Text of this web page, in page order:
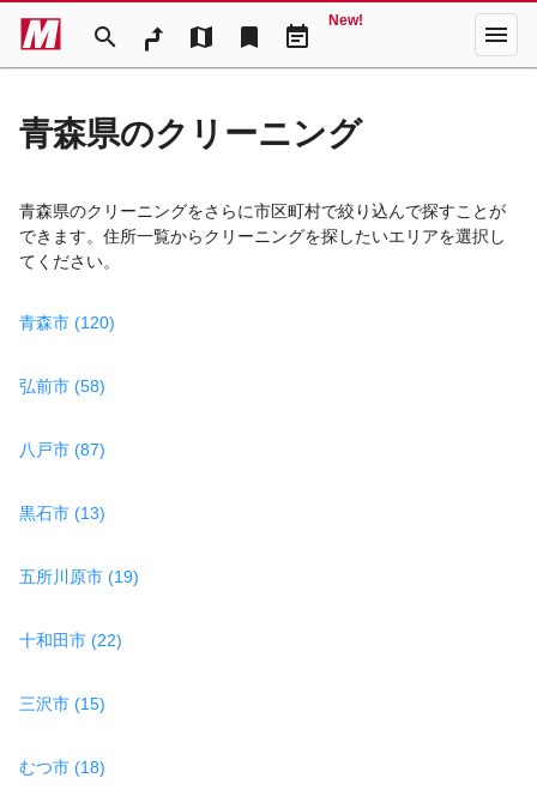
search map bookmark event_note
New! menu
青森県のクリーニング
青森県のクリーニングをさらに市区町村で絞り込んで探すことが
できます。住所一覧からクリーニングを探したいエリアを選択し
てください。
青森市 (120)
弘前市 (58)
八戸市 (87)
黒石市 (13)
五所川原市 (19)
十和田市 (22)
三沢市 (15)
むつ市 (18)